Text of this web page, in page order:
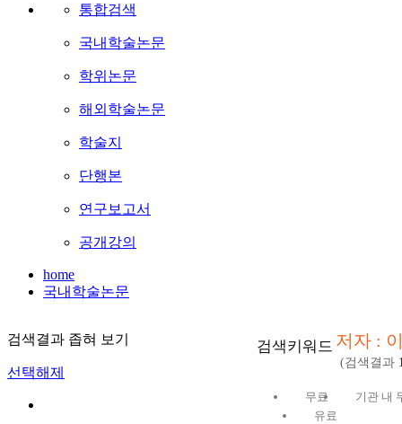
통합검색
국내학술논문
학위논문
해외학술논문
학술지
단행본
연구보고서
공개강의
home
국내학술논문
검색결과 좁혀 보기
선택해제
검색키워드 저자 :
(검색결과
무료
기관 내
유료